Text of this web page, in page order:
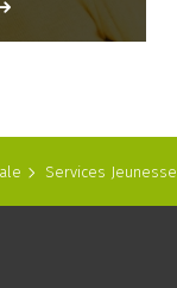
Services Jeunesse